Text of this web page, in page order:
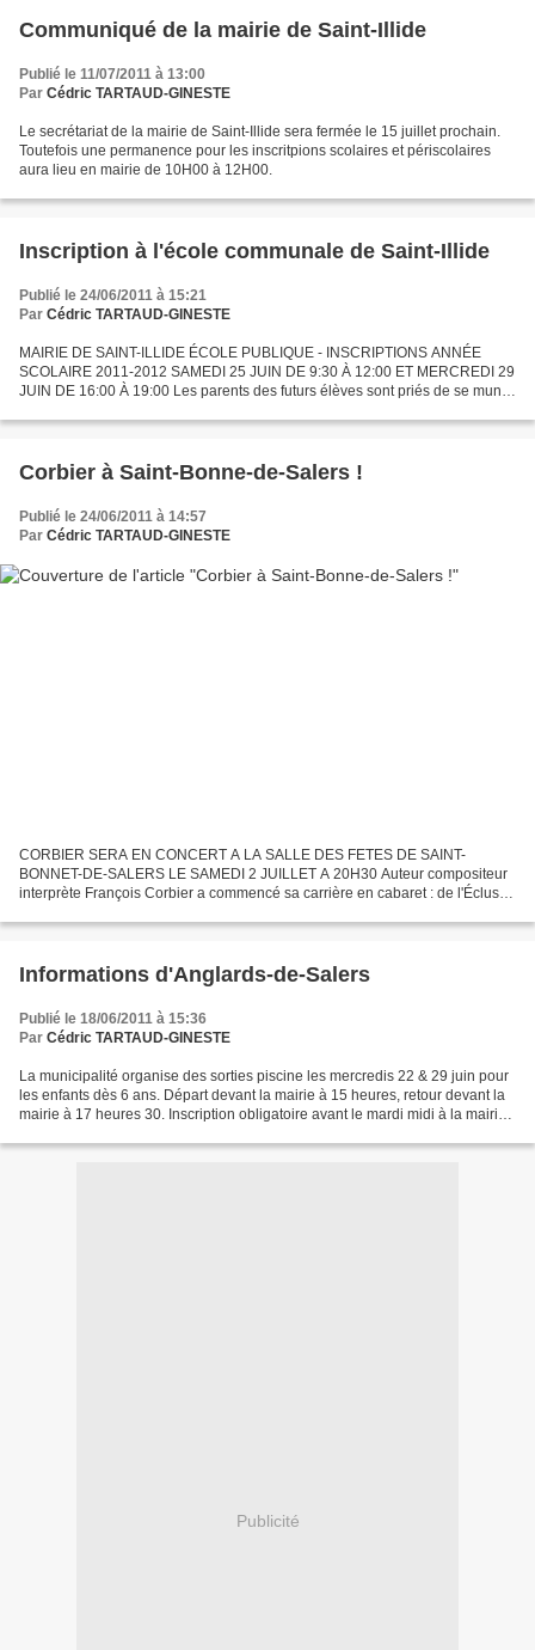
Communiqué de la mairie de Saint-Illide
Publié le 11/07/2011 à 13:00
Par Cédric TARTAUD-GINESTE
Le secrétariat de la mairie de Saint-Illide sera fermée le 15 juillet prochain.
Toutefois une permanence pour les inscritpions scolaires et périscolaires
aura lieu en mairie de 10H00 à 12H00.
Inscription à l'école communale de Saint-Illide
Publié le 24/06/2011 à 15:21
Par Cédric TARTAUD-GINESTE
MAIRIE DE SAINT-ILLIDE ÉCOLE PUBLIQUE - INSCRIPTIONS ANNÉE
SCOLAIRE 2011-2012 SAMEDI 25 JUIN DE 9:30 À 12:00 ET MERCREDI 29
JUIN DE 16:00 À 19:00 Les parents des futurs élèves sont priés de se munir
Corbier à Saint-Bonne-de-Salers !
Publié le 24/06/2011 à 14:57
Par Cédric TARTAUD-GINESTE
CORBIER SERA EN CONCERT A LA SALLE DES FETES DE SAINT-
BONNET-DE-SALERS LE SAMEDI 2 JUILLET A 20H30 Auteur compositeur
interprète François Corbier a commencé sa carrière en cabaret : de l'Écluse
Informations d'Anglards-de-Salers
Publié le 18/06/2011 à 15:36
Par Cédric TARTAUD-GINESTE
La municipalité organise des sorties piscine les mercredis 22 & 29 juin pour
les enfants dès 6 ans. Départ devant la mairie à 15 heures, retour devant la
mairie à 17 heures 30. Inscription obligatoire avant le mardi midi à la mairie
Publicité